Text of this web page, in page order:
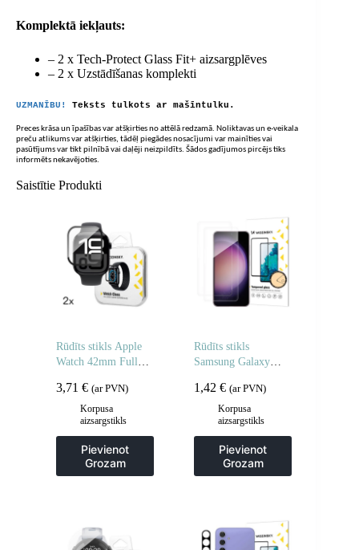
Komplektā iekļauts:
– 2 x Tech-Protect Glass Fit+ aizsargplēves
– 2 x Uzstādīšanas komplekti
UZMANĪBU! Teksts tulkots ar mašīntulku.
Preces krāsa un īpašības var atšķirties no attēlā redzamā. Noliktavas un e-veikala
preču atlikums var atšķirties, tādēļ piegādes nosacījumi var mainīties vai
pasūtījums var tikt pilnībā vai daļēji neizpildīts. Šādos gadījumos pircējs tiks
informēts nekavējoties.
Saistītie Produkti
Rūdīts stikls Apple
Watch 42mm Full
3,71 € (ar PVN)
Korpusa
aizsargstikls
Pievienot
Grozam
Rūdīts stikls
Samsung Galaxy
stikla – 2 gab.
1,42€ (ar PVN)
Korpusa
aizsargstikls
Pievienot
Grozam